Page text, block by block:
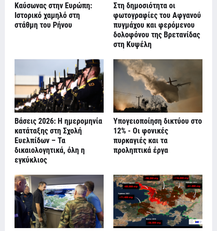
Καύσωνας στην Ευρώπη:
Ιστορικό χαμηλό στη
στάθμη του Ρήνου
Στη δημοσιότητα οι
φωτογραφίες του Αφγανού
πυγμάχου και φερόμενου
δολοφόνου της Βρετανίδας
στη Κυψέλη
Βάσεις 2026: Η ημερομηνία
κατάταξης στη Σχολή
Ευελπίδων – Τα
δικαιολογητικά, όλη η
εγκύκλιος
Υπογειοποίηση δικτύου στο
12% - Οι φονικές
πυρκαγιές και τα
προληπτικά έργα